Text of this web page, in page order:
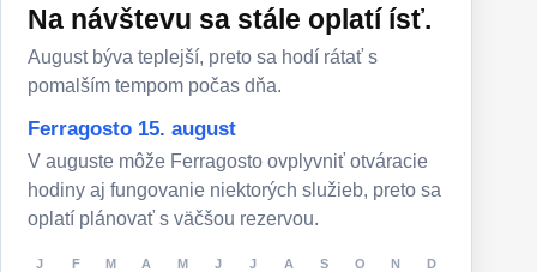
Na návštevu sa stále oplatí ísť.
August býva teplejší, preto sa hodí rátať s
pomalším tempom počas dňa.
Ferragosto 15. august
V auguste môže Ferragosto ovplyvniť otváracie
hodiny aj fungovanie niektorých služieb, preto sa
oplatí plánovať s väčšou rezervou.
J F M A M J J A S O N D